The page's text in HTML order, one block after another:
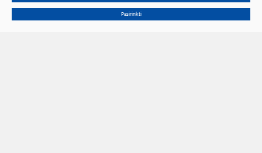
Pasirinkti